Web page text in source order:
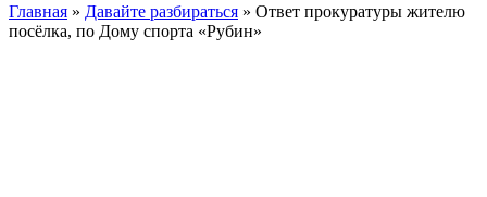
Главная » Давайте разбираться » Ответ прокуратуры жителю
посёлка, по Дому спорта «Рубин»